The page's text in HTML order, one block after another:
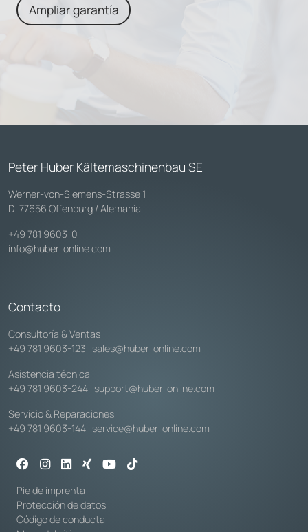
Ampliar garantía
Peter Huber Kältemaschinenbau SE
Werner-von-Siemens-Strasse 1
D-77656 Offenburg / Alemania
+49 781 9603-0
info@huber-online.com
Contacto
Consultoría & Ventas
+49 781 9603-123 · sales@huber-online.com
Asistencia técnica
+49 781 9603-244 · support@huber-online.com
Servicio & Reparaciones
+49 781 9603-144 · service@huber-online.com
Pie de imprenta
Protección de datos
Código de conducta